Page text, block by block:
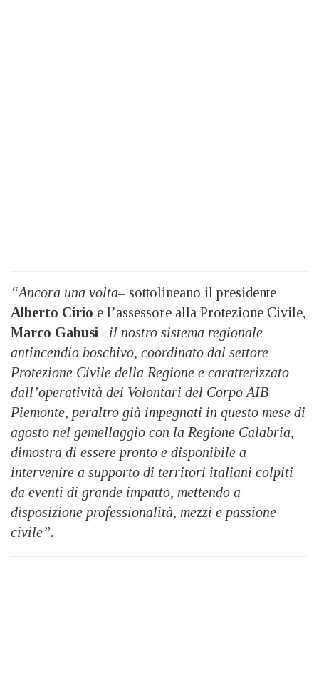
“Ancora una volta– sottolineano il presidente
Alberto Cirio e l’assessore alla Protezione Civile,
Marco Gabusi– il nostro sistema regionale
antincendio boschivo, coordinato dal settore
Protezione Civile della Regione e caratterizzato
dall’operatività dei Volontari del Corpo AIB
Piemonte, peraltro già impegnati in questo mese di
agosto nel gemellaggio con la Regione Calabria,
dimostra di essere pronto e disponibile a
intervenire a supporto di territori italiani colpiti
da eventi di grande impatto, mettendo a
disposizione professionalità, mezzi e passione
civile”.